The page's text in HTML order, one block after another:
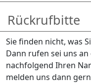
Rückrufbitte
Sie finden nicht, was
Dann rufen sei uns
nachfolgend Ihren
melden uns dann